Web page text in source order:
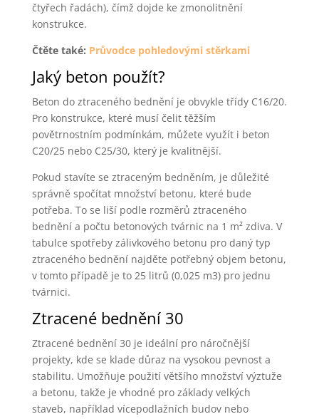
čtyřech řadách), čímž dojde ke zmonolitnění
konstrukce.
Čtěte také: Průvodce pohledovými stěrkami
Jaký beton použít?
Beton do ztraceného bednění je obvykle třídy C16/20.
Pro konstrukce, které musí čelit těžším
povětrnostním podmínkám, můžete využít i beton
C20/25 nebo C25/30, který je kvalitnější.
Pokud stavíte se ztraceným bedněním, je důležité
správně spočítat množství betonu, které bude
potřeba. To se liší podle rozměrů ztraceného
bednění a počtu betonových tvárnic na 1 m² zdiva. V
tabulce spotřeby zálivkového betonu pro daný typ
ztraceného bednění najděte potřebný objem betonu,
v tomto případě je to 25 litrů (0,025 m3) pro jednu
tvárnici.
Ztracené bednění 30
Ztracené bednění 30 je ideální pro náročnější
projekty, kde se klade důraz na vysokou pevnost a
stabilitu. Umožňuje použití většího množství výztuže
a betonu, takže je vhodné pro základy velkých
staveb, například vícepodlažních budov nebo